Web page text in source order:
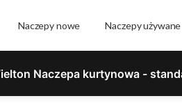
Naczepy nowe Naczepy używane
Naczepa kurtynowa -